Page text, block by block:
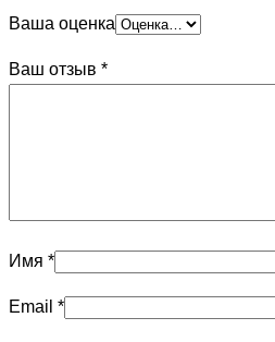
Ваша оценка
Ваш отзыв *
Имя *
Email *